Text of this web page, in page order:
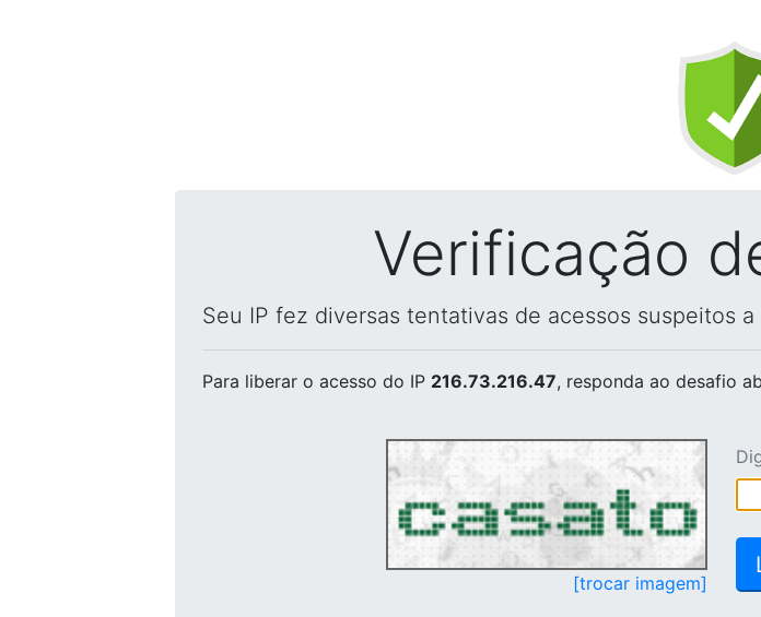
Verificação
Seu IP fez diversas tentativas de acessos suspeitos
Para liberar o acesso do IP 216.73.216.47, responda ao desafio
[trocar imagem]